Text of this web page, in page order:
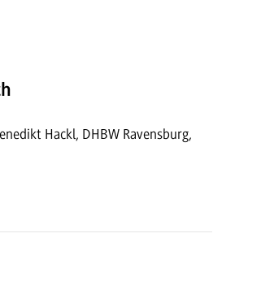
Hackl, DHBW Ravensburg,